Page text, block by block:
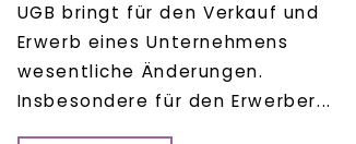
UGB bringt für den Verkauf und
Erwerb eines Unternehmens
wesentliche Änderungen.
Insbesondere für den Erwerber...